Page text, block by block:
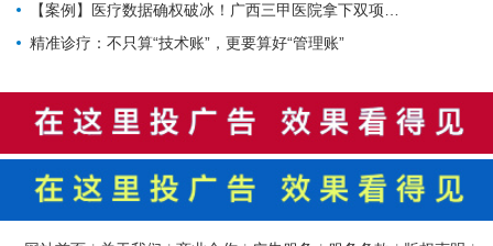
【案例】医疗数据确权破冰！广西三甲医院拿下双项专科数据产权证书，解锁智慧医疗新赛道
精准诊疗：不只算“技术账”，更要算好“管理账”